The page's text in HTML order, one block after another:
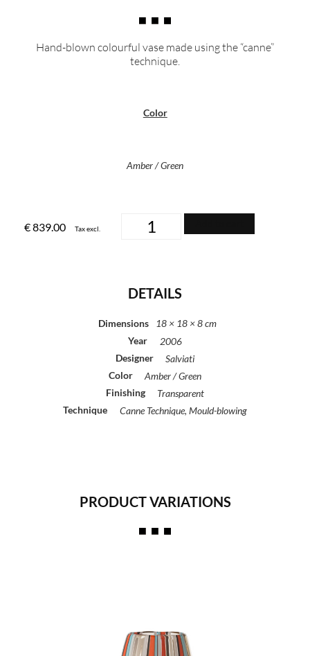
Hand-blown colourful vase made using the “canne”
technique.
Color
Amber / Green
€839.00 Tax excl.
DETAILS
Dimensions
18 × 18 × 8 cm
Year
2006
Designer
Salviati
Color
Amber / Green
Finishing
Transparent
Technique
Canne Technique, Mould-blowing
PRODUCT VARIATIONS